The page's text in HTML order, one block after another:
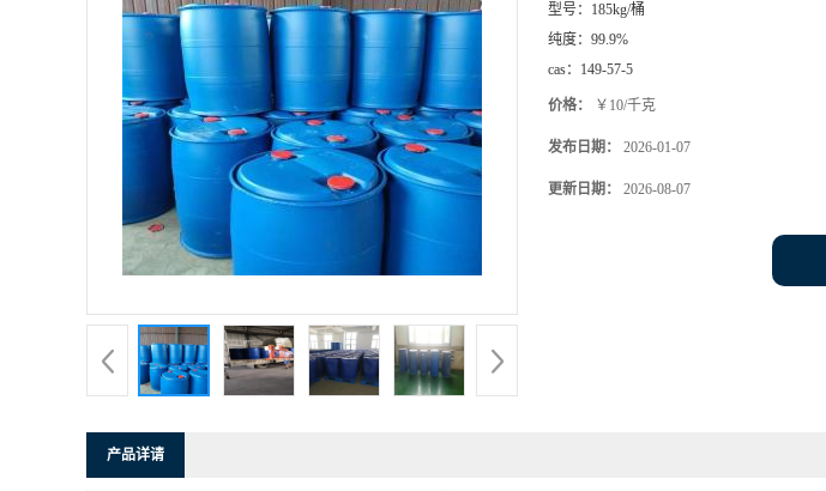
型号： 185kg/桶
纯度： 99.9%
cas： 149-57-5
价格： ￥10/千克
发布日期： 2026-01-07
更新日期： 2026-08-07
产品详请